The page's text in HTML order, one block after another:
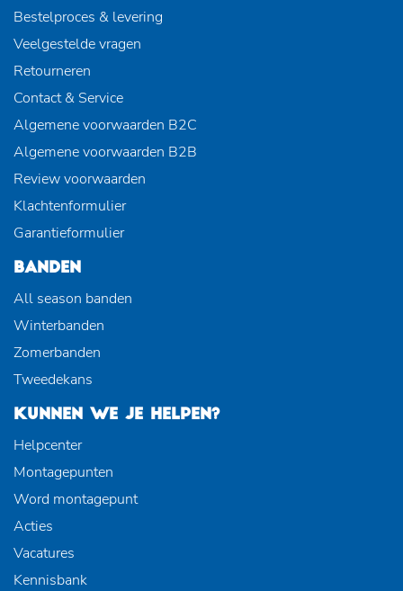
Bestelproces & levering
Veelgestelde vragen
Retourneren
Contact & Service
Algemene voorwaarden B2C
Algemene voorwaarden B2B
Review voorwaarden
Klachtenformulier
Garantieformulier
BANDEN
All season banden
Winterbanden
Zomerbanden
Tweedekans
KUNNEN WE JE HELPEN?
Helpcenter
Montagepunten
Word montagepunt
Acties
Vacatures
Kennisbank